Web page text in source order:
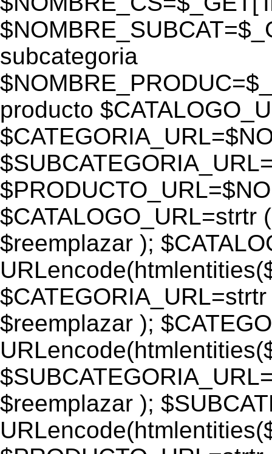
subcategoria
producto
$CATALOGO_URL=strtr
$reemplazar );
$reemplazar );
$reemplazar );